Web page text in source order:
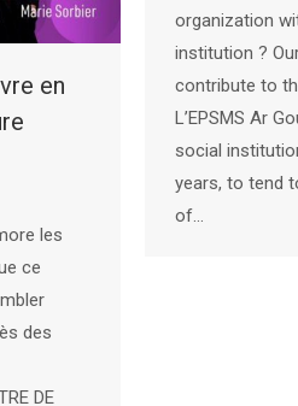
en
les
ce
des
DE
organization
institution ?
contribute to
L’EPSMS Ar
social
years, to tend
of…